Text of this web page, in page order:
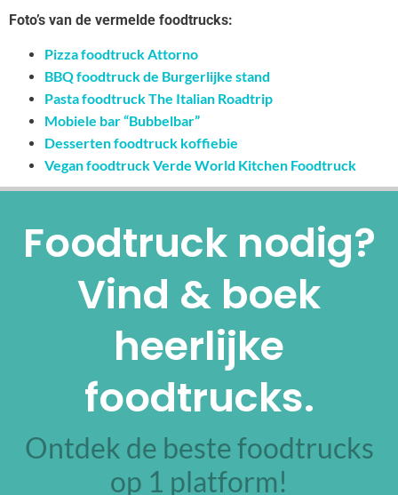
Foto’s van de vermelde foodtrucks:
Pizza foodtruck Attorno
BBQ foodtruck de Burgerlijke stand
Pasta foodtruck The Italian Roadtrip
Mobiele bar “Bubbelbar”
Desserten foodtruck koffiebie
Vegan foodtruck Verde World Kitchen Foodtruck
Foodtruck nodig?
Vind & boek
heerlijke
foodtrucks.
Ontdek de beste foodtrucks
op 1 platform!